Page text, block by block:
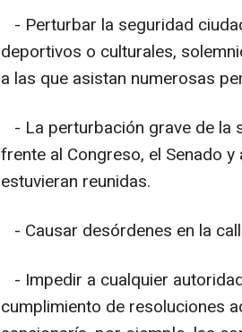
- Perturbar la seguridad
deportivos o culturales,
a las que asistan numerosas
- La perturbación grave de la
frente al Congreso, el Senado
estuvieran reunidas.
- Causar desórdenes en la
- Impedir a cualquier
cumplimiento de resoluciones